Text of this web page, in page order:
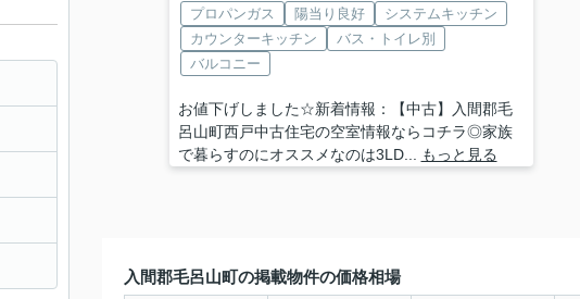
プロパンガス 陽当り良好
システムキッチン
カウンターキッチン
バス・トイレ別
バルコニー
お値下げしました☆新着情報：【中古】入間郡毛
呂山町西戸中古住宅の空室情報ならコチラ◎家族
で暮らすのにオススメなのは3LD...
もっと見る
入間郡毛呂山町の掲載物件の価格相場